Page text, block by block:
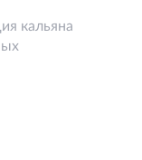
кальяна